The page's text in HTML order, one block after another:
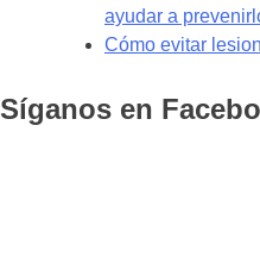
ayudar a
Cómo evitar
Síganos en